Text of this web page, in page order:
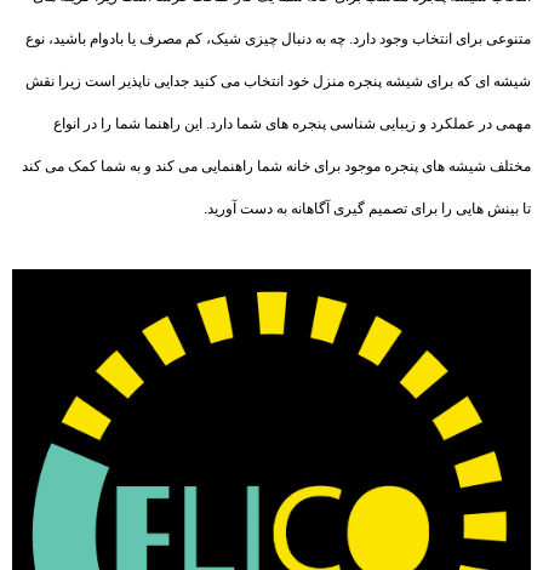
متنوعی برای انتخاب وجود دارد. چه به دنبال چیزی شیک، کم مصرف یا بادوام باشید، نوع
شیشه ای که برای شیشه پنجره منزل خود انتخاب می کنید جدایی ناپذیر است زیرا نقش
مهمی در عملکرد و زیبایی شناسی پنجره های شما دارد. این راهنما شما را در انواع
مختلف شیشه های پنجره موجود برای خانه شما راهنمایی می کند و به شما کمک می کند
تا بینش هایی را برای تصمیم گیری آگاهانه به دست آورید.